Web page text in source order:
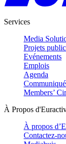
Services
Media
Projets
Evénements
Emplois
Agenda
Members’
À Propos
À propos
Contactez-